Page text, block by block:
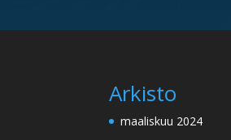
Arkisto
maaliskuu 2024